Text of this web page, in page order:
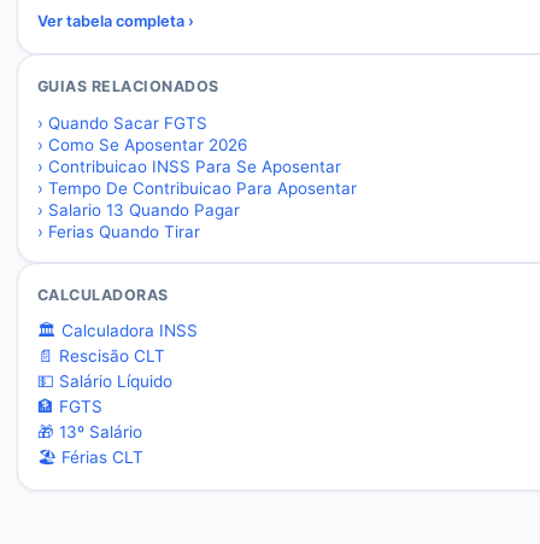
Ver tabela completa ›
GUIAS RELACIONADOS
› Quando Sacar FGTS
› Como Se Aposentar 2026
› Contribuicao INSS Para Se Aposentar
› Tempo De Contribuicao Para Aposentar
› Salario 13 Quando Pagar
› Ferias Quando Tirar
CALCULADORAS
🏛️ Calculadora INSS
📄 Rescisão CLT
💵 Salário Líquido
🏦 FGTS
🎁 13º Salário
🏖️ Férias CLT